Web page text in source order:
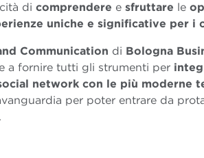
di comprendere e sfruttare le
uniche e significative per i
Communication di Bologna
a fornire tutti gli strumenti per
network con le più moderne
per poter entrare da